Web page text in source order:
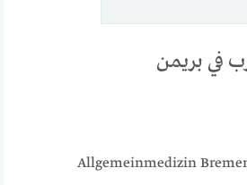
في بريمن
Allgemeinmedizin